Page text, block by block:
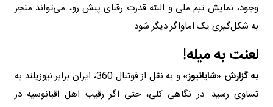
وجود، نمایش تیم ملی و البته قدرت رقبای پیش رو، می‌تواند منجر
به شکل‌گیری یک اماواگر دیگر شود.
لعنت به میله!
به گزارش «شایانیوز»
و به نقل از فوتبال 360، ایران برابر نیوزیلند به
تساوی رسید. در نگاهی کلی، حتی اگر رقیب اهل اقیانوسیه در